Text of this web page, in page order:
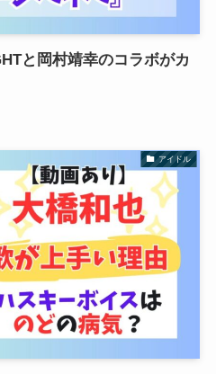
と岡村靖幸のコラボがカ
アイドル